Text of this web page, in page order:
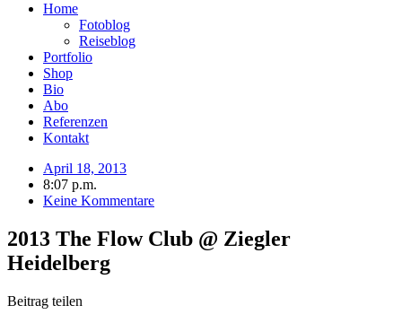
Home
Fotoblog
Reiseblog
Portfolio
Shop
Bio
Abo
Referenzen
Kontakt
April 18, 2013
8:07 p.m.
Keine Kommentare
2013 The Flow Club @ Ziegler
Heidelberg
Beitrag teilen